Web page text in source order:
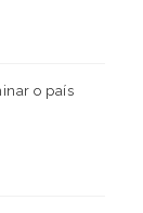
o país